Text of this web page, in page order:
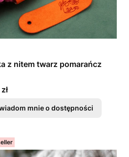
z nitem twarz pomarańcz
mnie o dostępności